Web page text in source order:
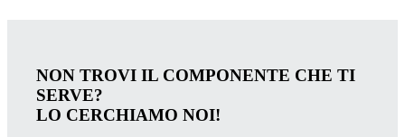
NON TROVI IL COMPONENTE CHE TI
SERVE?
LO CERCHIAMO NOI!